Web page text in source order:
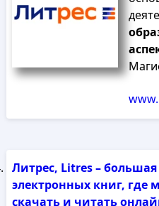
Литрес, Litres –
электронных книг, где
скачать и читать